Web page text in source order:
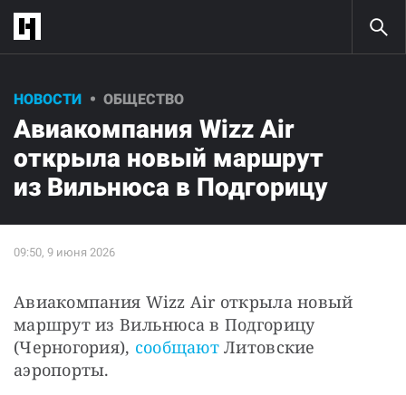
НОВОСТИ ОБЩЕСТВО
Авиакомпания Wizz Air
открыла новый маршрут
из Вильнюса в Подгорицу
Авиакомпания Wizz Air открыла новый
маршрут из Вильнюса в Подгорицу
(Черногория), сообщают Литовские
аэропорты.